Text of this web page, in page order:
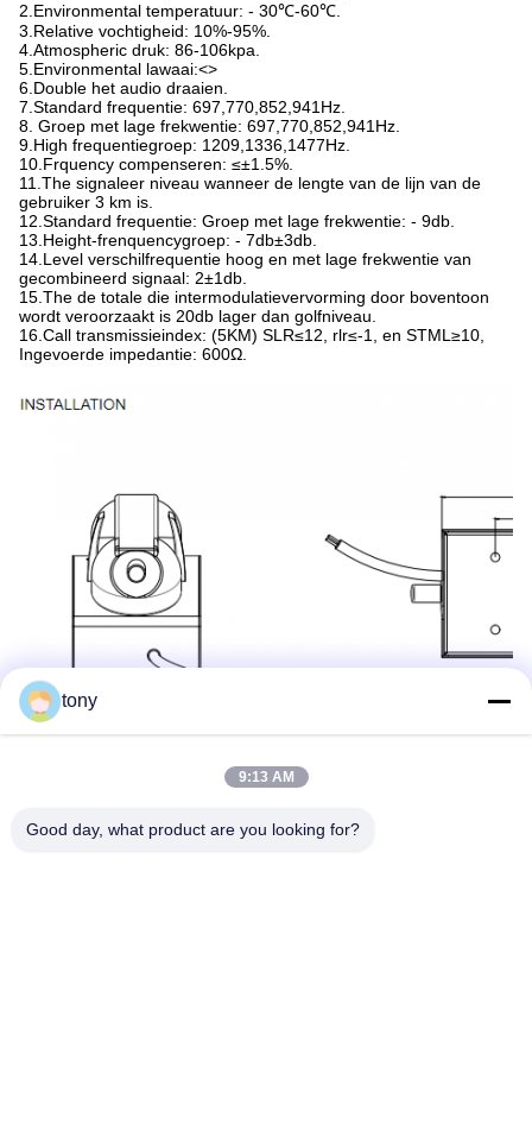
2.Environmental temperatuur: - 30℃-60℃.
3.Relative vochtigheid: 10%-95%.
4.Atmospheric druk: 86-106kpa.
5.Environmental lawaai:<>
6.Double het audio draaien.
7.Standard frequentie: 697,770,852,941Hz.
8. Groep met lage frekwentie: 697,770,852,941Hz.
9.High frequentiegroep: 1209,1336,1477Hz.
10.Frquency compenseren: ≤±1.5%.
11.The signaleer niveau wanneer de lengte van de lijn van de
gebruiker 3 km is.
12.Standard frequentie: Groep met lage frekwentie: - 9db.
13.Height-frenquencygroep: - 7db±3db.
14.Level verschilfrequentie hoog en met lage frekwentie van
gecombineerd signaal: 2±1db.
15.The de totale die intermodulatievervorming door boventoon
wordt veroorzaakt is 20db lager dan golfniveau.
16.Call transmissieindex: (5KM) SLR≤12, rlr≤-1, en STML≥10,
Ingevoerde impedantie: 600Ω.
tony
9:13 AM
Good day, what product are you looking for?